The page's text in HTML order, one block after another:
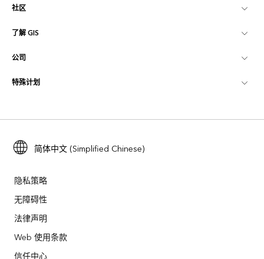
ArcGIS 概览
制图
ArcGIS Online
开发者技术
ArcGIS Location Platform
ArcGIS Architecture Center
社区
Esri 社区
ArcGIS 博客
用户研究和测试
Esri 年轻专家关系网
活动
了解 GIS
什么是 GIS？
位置智能
培训
ArcUser
ArcWatch
公司
关于 Esri
招贤纳士
合作伙伴
业务行为准则
环境与可持续发展倡议
特殊计划
ArcGIS for Student Use
灾难响应
教育
非营利机构
简体中文 (Simplified Chinese)
隐私策略
无障碍性
法律声明
Web 使用条款